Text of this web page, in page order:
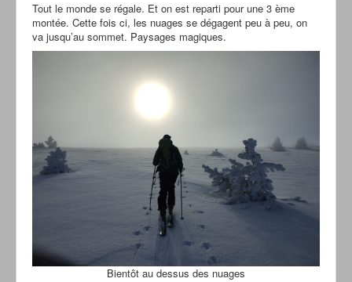
Tout le monde se régale. Et on est reparti pour une 3 ème
montée. Cette fois ci, les nuages se dégagent peu à peu, on
va jusqu’au sommet. Paysages magiques.
Bientôt au dessus des nuages